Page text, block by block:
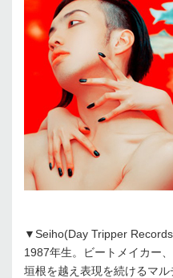
▼Seiho(Day Tripper
1987年生。ビートメイカー
垣根を越え表現を続けるマ